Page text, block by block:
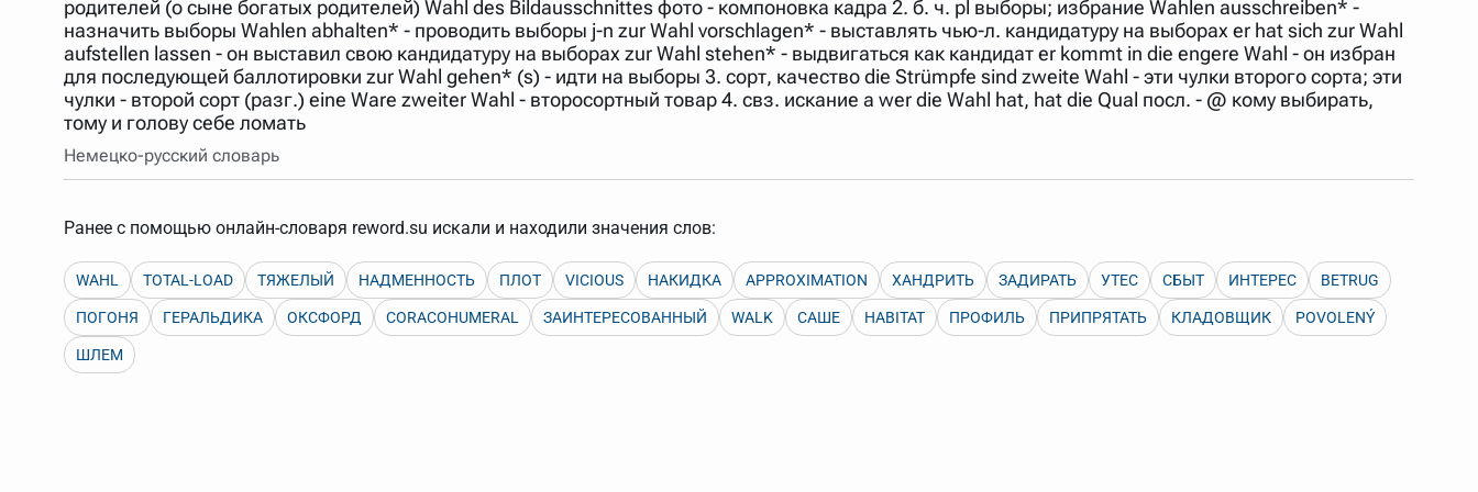
Порядок словарей можно изменять, перетаскивая словарь вверх или вниз за прямоугольник слева от названия словаря. Также можно выключать ненужные словари.
родителей (о сыне богатых родителей) Wahl des Bildausschnittes фото - компоновка кадра 2. б. ч. pl выборы; избрание Wahlen ausschreiben* -
назначить выборы Wahlen abhalten* - проводить выборы j-n zur Wahl vorschlagen* - выставлять чью-л. кандидатуру на выборах er hat sich zur Wahl
aufstellen lassen - он выставил свою кандидатуру на выборах zur Wahl stehen* - выдвигаться как кандидат er kommt in die engere Wahl - он избран
для последующей баллотировки zur Wahl gehen* (s) - идти на выборы 3. сорт, качество die Strümpfe sind zweite Wahl - эти чулки второго сорта; эти
чулки - второй сорт (разг.) eine Ware zweiter Wahl - второсортный товар 4. свз. искание а wer die Wahl hat, hat die Qual посл. - @ кому выбирать,
тому и голову себе ломать
Немецко-русский словарь
Ранее с помощью онлайн-словаря reword.su искали и находили значения слов:
WAHL TOTAL-LOAD ТЯЖЕЛЫЙ НАДМЕННОСТЬ ПЛОТ VICIOUS НАКИДКА APPROXIMATION ХАНДРИТЬ ЗАДИРАТЬ УТЕС СБЫТ ИНТЕРЕС BETRUG
ПОГОНЯ ГЕРАЛЬДИКА ОКСФОРД CORACOHUMERAL ЗАИНТЕРЕСОВАННЫЙ WALK САШЕ HABITAT ПРОФИЛЬ ПРИПРЯТАТЬ КЛАДОВЩИК POVOLENÝ
ШЛЕМ